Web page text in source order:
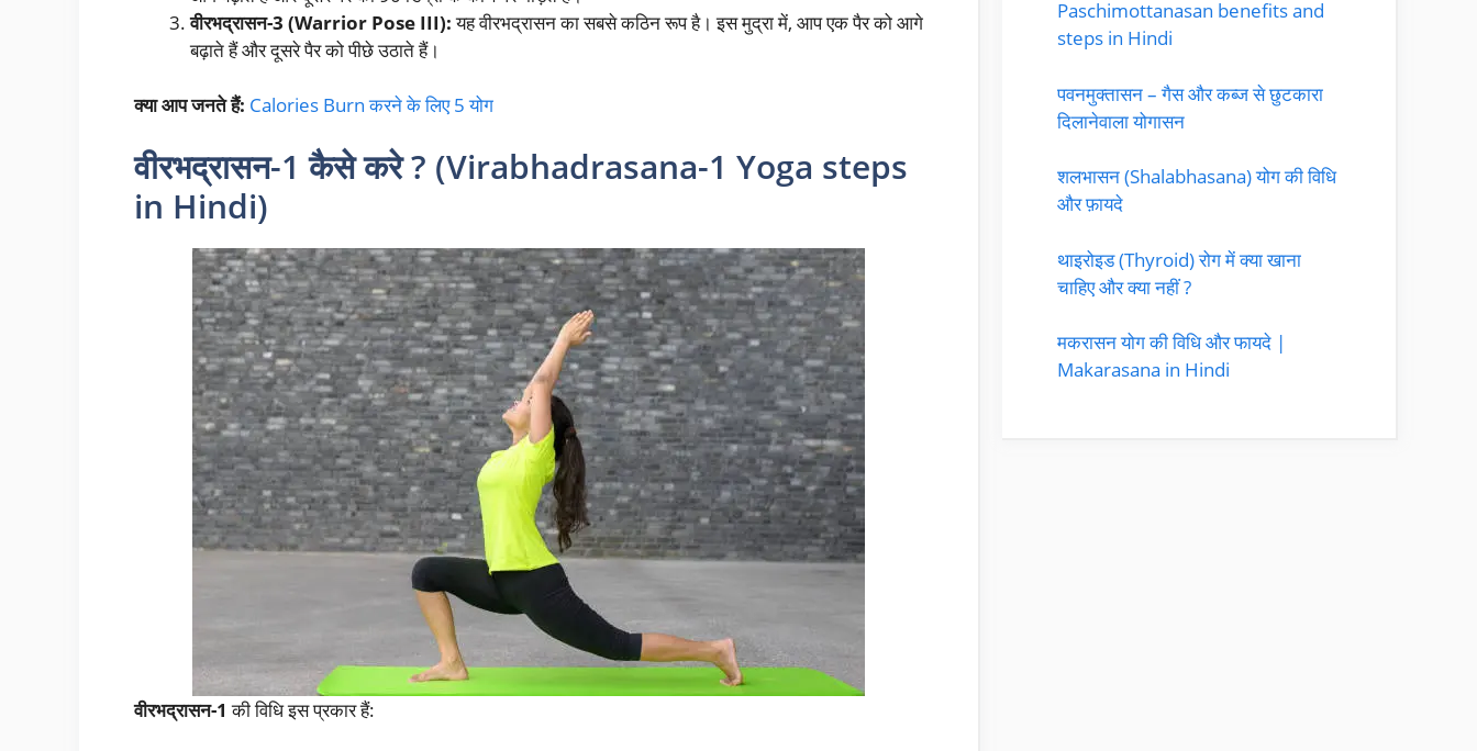
वीरभद्रासन-3 (Warrior Pose III):यह वीरभद्रासन का सबसे कठिन रूप है। इस मुद्रा में, आप एक पैर को आगे
बढ़ाते हैं और दूसरे पैर को पीछे उठाते हैं।
क्या आप जनते हैं: Calories Burn करने के लिए 5 योग
वीरभद्रासन-1 कैसे करे ? (Virabhadrasana-1 Yoga steps
in Hindi)
वीरभद्रासन-1 की विधि इस प्रकार हैं:
Paschimottanasan benefits and
steps in Hindi
पवनमुक्तासन – गैस और कब्ज से छुटकारा
दिलानेवाला योगासन
शलभासन (Shalabhasana) योग की विधि
और फ़ायदे
थाइरोइड (Thyroid) रोग में क्या खाना
चाहिए और क्या नहीं ?
मकरासन योग की विधि और फायदे |
Makarasana in Hindi